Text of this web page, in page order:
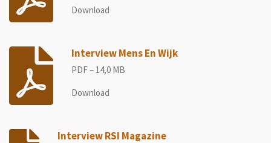
Download
Interview Mens En Wijk
PDF – 14,0 MB
Download
Interview RSI Magazine